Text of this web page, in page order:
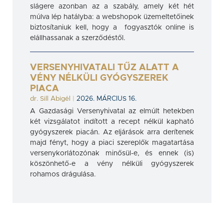
slágere azonban az a szabály, amely két hét
múlva lép hatályba: a webshopok üzemeltetőinek
biztosítaniuk kell, hogy a fogyasztók online is
elállhassanak a szerződéstől.
VERSENYHIVATALI TŰZ ALATT A
VÉNY NÉLKÜLI GYÓGYSZEREK
PIACA
dr. Sill Abigél
2026. MÁRCIUS 16.
A Gazdasági Versenyhivatal az elmúlt hetekben
két vizsgálatot indított a recept nélkül kapható
gyógyszerek piacán. Az eljárások arra derítenek
majd fényt, hogy a piaci szereplők magatartása
versenykorlátozónak minősül-e, és ennek (is)
köszönhető-e a vény nélküli gyógyszerek
rohamos drágulása.